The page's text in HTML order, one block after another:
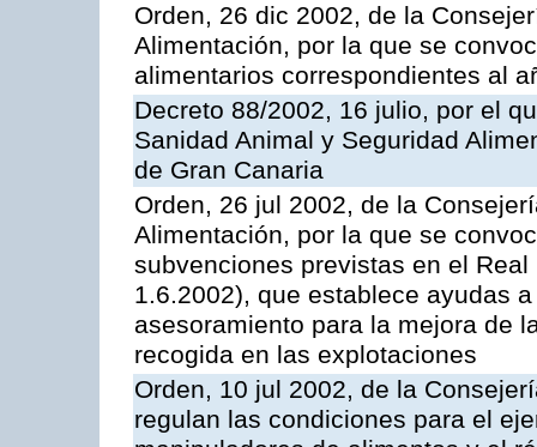
Orden, 26 dic 2002, de la
Alimentación, por la que se
alimentarios correspondientes al
Decreto 88/2002, 16 julio, por el
Sanidad Animal y Seguridad
de Gran Canaria
Orden, 26 jul 2002, de la
Alimentación, por la que se
subvenciones previstas en el
1.6.2002), que establece ayudas
asesoramiento para la mejora de
recogida en las explotaciones
Orden, 10 jul 2002, de la
regulan las condiciones para el